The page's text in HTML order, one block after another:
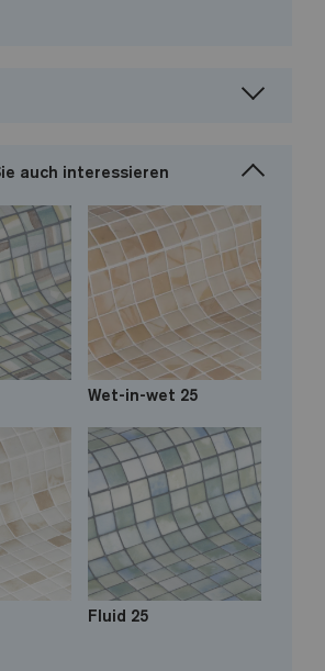
auch interessieren
Wet-in-wet 25
Fluid 25